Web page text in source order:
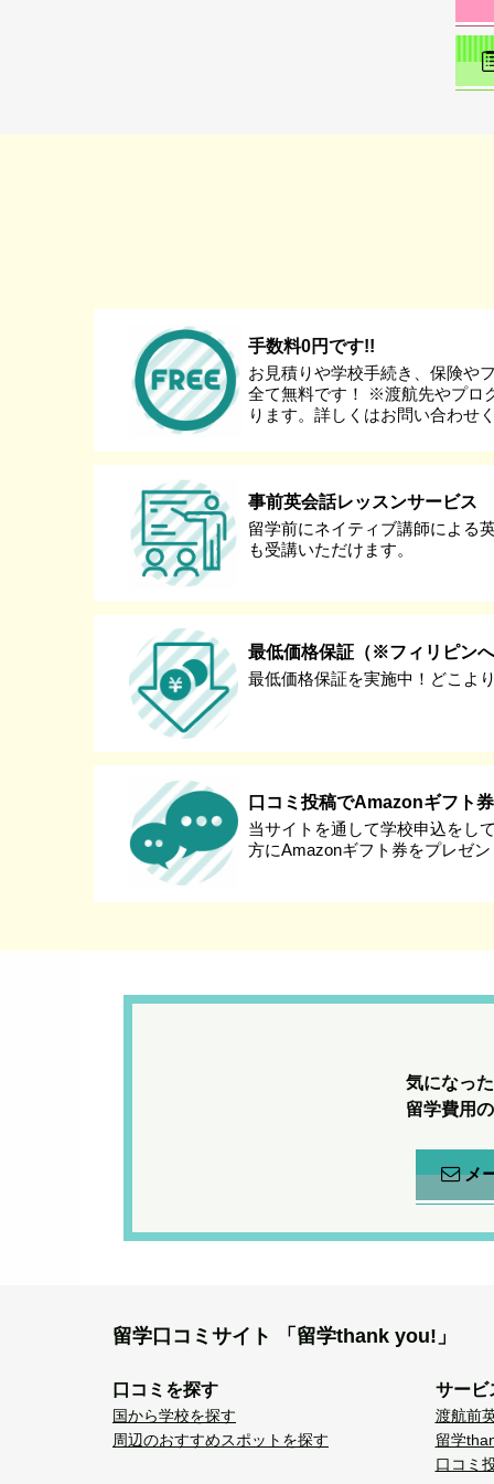
手数料0円です!!
お見積りや学校手続き、保険や
全て無料です！ ※渡航先やプロ
ります。詳しくはお問い合わせ
事前英会話レッスンサービス
留学前にネイティブ講師による
も受講いただけます。
最低価格保証（※フィリピン
最低価格保証を実施中！どこよ
口コミ投稿でAmazonギフト
当サイトを通して学校申込をし
方にAmazonギフト券をプレゼ
気になっ
留学費用
メ
留学口コミサイト 「留学thank you!」
口コミを探す
国から学校を探す
周辺のおすすめスポットを探す
サービ
渡航前
留学
口コミ